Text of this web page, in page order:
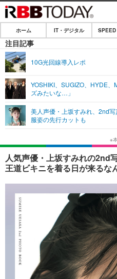
ホーム
IT・デジタル
ネタ
ショッピング
SPEED TEST
エンタメ
エンタメTOP
音楽
ショッピング
ライフ
ライフTOP
ペット
その他
リリース一覧
プッシュ通知の停止方法
ホーム IT・デジタル
注目記事
10G光回線導入レポ
YOSHIKI、SUGIZO、HYDE、
ズみたいな…」
美人声優・上坂すみれ、2nd
服姿の先行カットも
人気声優・上坂すみれの2nd
王道ビキニを着る日が来るな